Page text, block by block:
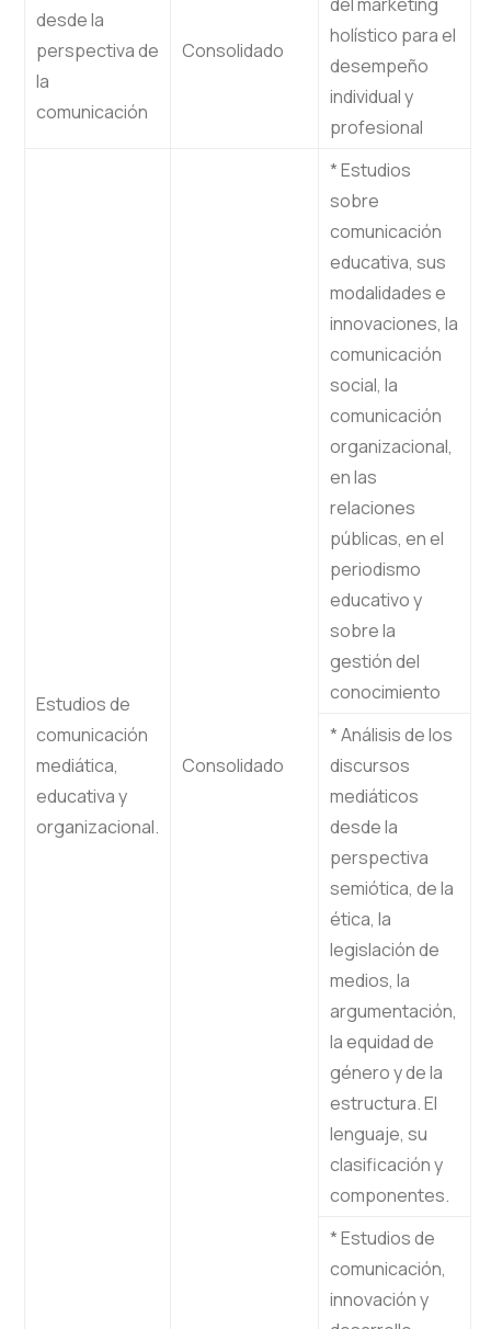
desde la
perspectiva de
la
comunicación
Consolidado
holístico para el
desempeño
individual y
profesional
Estudios de
comunicación
mediática,
educativa y
organizacional.
Consolidado
* Estudios
sobre
comunicación
educativa, sus
modalidades e
innovaciones, la
comunicación
social, la
comunicación
organizacional,
en las
relaciones
públicas, en el
periodismo
educativo y
sobre la
gestión del
conocimiento
* Análisis de los
discursos
mediáticos
desde la
perspectiva
semiótica, de la
ética, la
legislación de
medios, la
argumentación,
la equidad de
género y de la
estructura. El
lenguaje, su
clasificación y
componentes.
* Estudios de
comunicación,
innovación y